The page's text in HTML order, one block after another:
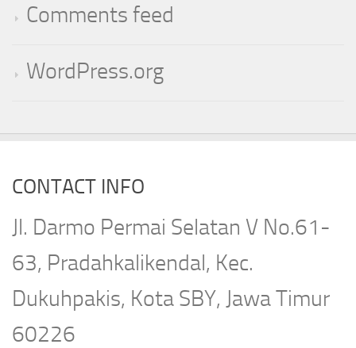
Comments feed
WordPress.org
CONTACT INFO
Jl. Darmo Permai Selatan V No.61-
63, Pradahkalikendal, Kec.
Dukuhpakis, Kota SBY, Jawa Timur
60226